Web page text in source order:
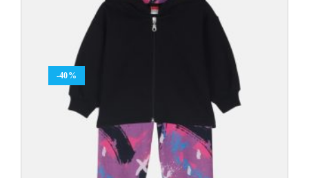
-40%